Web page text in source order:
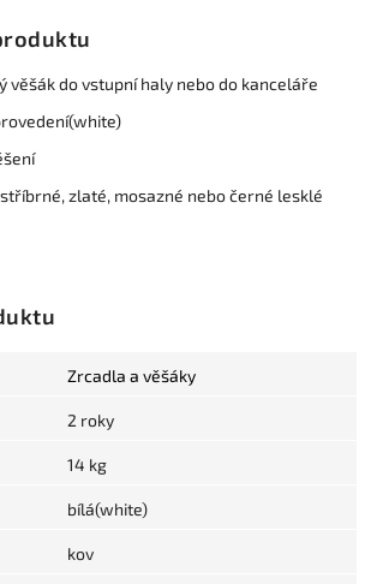
věšák do vstupní haly nebo do kanceláře
zlaté, mosazné nebo černé lesklé
Zrcadla a věšáky
2 roky
14 kg
bílá(white)
kov